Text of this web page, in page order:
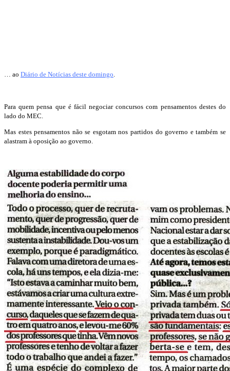
… ao Diário de Notícias deste domingo
Para quem pensa que é fácil negociar concursos com pensamentos destes do
lado do MEC.
Mas estes pensamentos não se esgotam nos partidos do governo e também se
alastram à oposição ao governo.